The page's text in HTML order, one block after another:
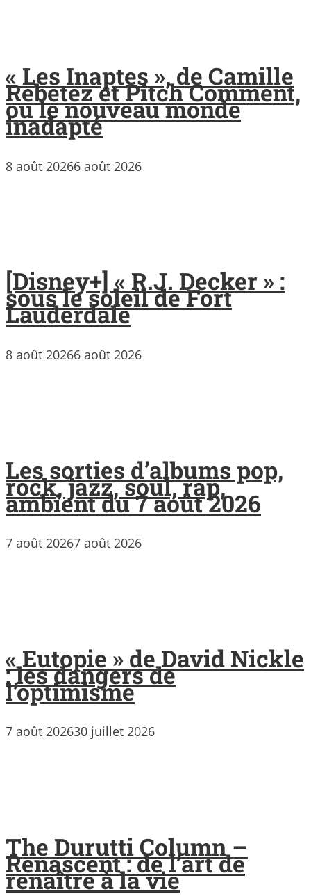
« Les Inaptes », de Camille
Rebetez et Pitch Comment,
ou le nouveau monde
inadapté
8 août 20266 août 2026
[Disney+] « R.J. Decker » :
sous le soleil de Fort
Lauderdale
8 août 20266 août 2026
Les sorties d’albums pop,
rock, jazz, soul, rap,
ambient du 7 août 2026
7 août 20267 août 2026
« Eutopie » de David Nickle
: les dangers de
l’optimisme
7 août 202630 juillet 2026
The Durutti Column –
Renascent : de l’art de
renaître à la vie